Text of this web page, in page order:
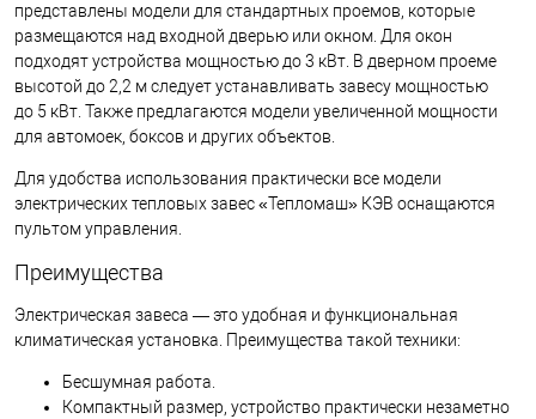
представлены модели для стандартных проемов, которые
размещаются над входной дверью или окном. Для окон
подходят устройства мощностью до 3 кВт. В дверном проеме
высотой до 2,2 м следует устанавливать завесу мощностью
до 5 кВт. Также предлагаются модели увеличенной мощности
для автомоек, боксов и других объектов.
Для удобства использования практически все модели
электрических тепловых завес «Тепломаш» КЭВ оснащаются
пультом управления.
Преимущества
Электрическая завеса — это удобная и функциональная
климатическая установка. Преимущества такой техники:
Бесшумная работа.
Компактный размер, устройство практически незаметно